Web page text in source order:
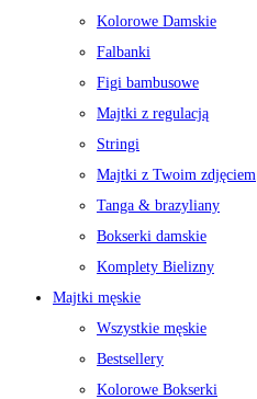
Kolorowe Damskie
Falbanki
Figi bambusowe
Majtki z regulacją
Stringi
Majtki z Twoim zdjęciem
Tanga & brazyliany
Bokserki damskie
Komplety Bielizny
Majtki męskie
Wszystkie męskie
Bestsellery
Kolorowe Bokserki